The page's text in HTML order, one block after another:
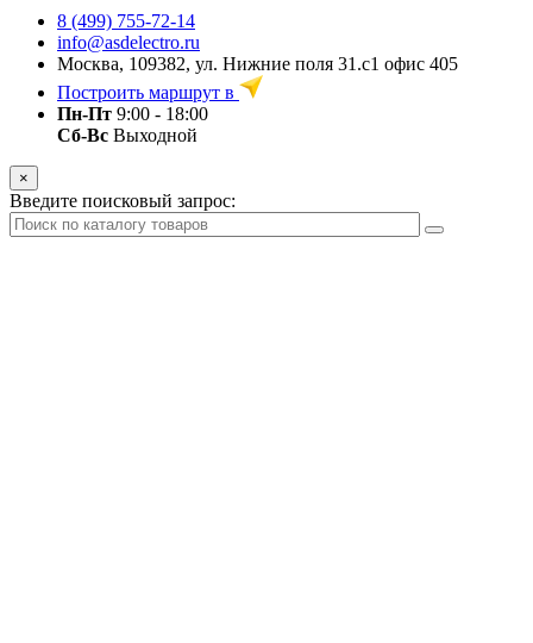
8 (499) 755-72-14
info@asdelectro.ru
Москва, 109382, ул. Нижние поля 31.с1 офис 405
Построить маршрут в
Пн-Пт 9:00 - 18:00
Сб-Вс Выходной
×
Введите поисковый запрос: